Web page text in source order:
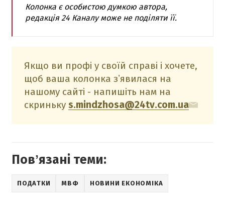
Колонка є особистою думкою автора,
редакція 24 Каналу може не поділяти її.
Якщо ви профі у своїй справі і хочете,
щоб ваша колонка зʼявилася на
нашому сайті - напишіть нам на
скриньку s.mindzhosa@24tv.com.ua
Повʼязані теми:
ПОДАТКИ МВФ НОВИНИ ЕКОНОМІКА